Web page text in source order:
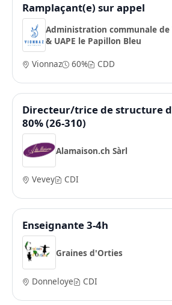
Ramplaçant(e) sur appel
Administration communale de
& UAPE le Papillon Bleu
Vionnaz
60% CDD
Directeur/trice de structure
80% (26-310)
Alamaison.ch Sàrl
Vevey CDI
Enseignante 3-4h
Graines d'Orties
Donneloye CDI